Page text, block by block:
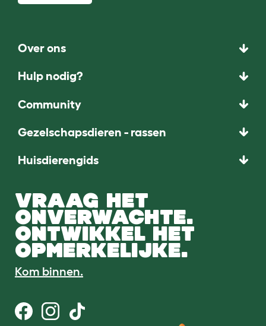
Over ons
Hulp nodig?
Community
Gezelschapsdieren - rassen
Huisdierengids
VRAAG HET
ONVERWACHTE.
ONTWIKKEL HET
OPMERKELIJKE.
Kom binnen.